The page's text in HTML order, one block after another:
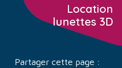
Location
lunettes 3D
Partager cette page :